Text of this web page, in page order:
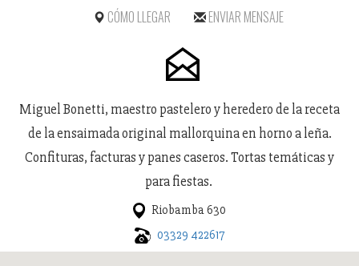
CÓMO LLEGAR ENVIAR MENSAJE
Miguel Bonetti, maestro pastelero y heredero de la receta
de la ensaimada original mallorquina en horno a leña.
Confituras, facturas y panes caseros. Tortas temáticas y
para fiestas.
Riobamba 630
03329 422617